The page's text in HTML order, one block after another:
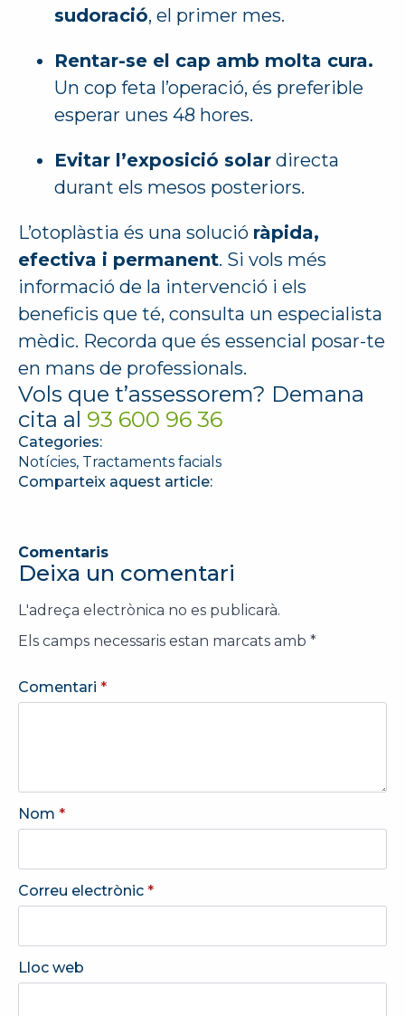
sudoració, el primer mes.
Rentar-se el cap amb molta cura.
Un cop feta l’operació, és preferible
esperar unes 48 hores.
Evitar l’exposició solar directa
durant els mesos posteriors.
L’otoplàstia és una solució ràpida,
efectiva i permanent. Si vols més
informació de la intervenció i els
beneficis que té, consulta un especialista
mèdic. Recorda que és essencial posar-te
en mans de professionals.
Vols que t’assessorem? Demana
cita al 93 600 96 36
Categories:
Notícies Tractaments facials
Comparteix aquest article:
Comentaris
Deixa un comentari
L'adreça electrònica no es publicarà.
Els camps necessaris estan marcats amb *
Comentari *
Nom *
Correu electrònic *
Lloc web